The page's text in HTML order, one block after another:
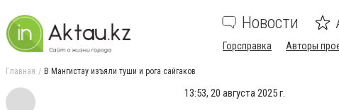
Новости
Горсправка Авторы
Главная В Мангистау изъяли туши и рога сайгаков
13:53, 20 августа 2025 г.